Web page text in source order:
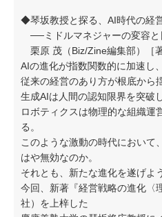
◆琴坂教授と探る、AI時代の経
──ミドルマネジャーの変容と
栗原 茂（Biz/Zine編集部）［著
AIの進化が指数関数的に加速し、
従来の経営のあり方が根底から
生成AIは人間の認知限界を突破し
ロボティクスは物理的な組織運
る。
このような激動の時代において
はや無効なのか。
それとも、新たな進化を遂げよ
今回、新著『経営戦略の進化〈
社）を上梓した